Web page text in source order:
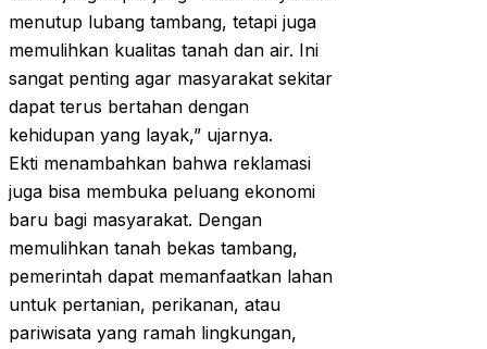
menutup lubang tambang, tetapi juga
memulihkan kualitas tanah dan air. Ini
sangat penting agar masyarakat sekitar
dapat terus bertahan dengan
kehidupan yang layak,” ujarnya.
Ekti menambahkan bahwa reklamasi
juga bisa membuka peluang ekonomi
baru bagi masyarakat. Dengan
memulihkan tanah bekas tambang,
pemerintah dapat memanfaatkan lahan
untuk pertanian, perikanan, atau
pariwisata yang ramah lingkungan,